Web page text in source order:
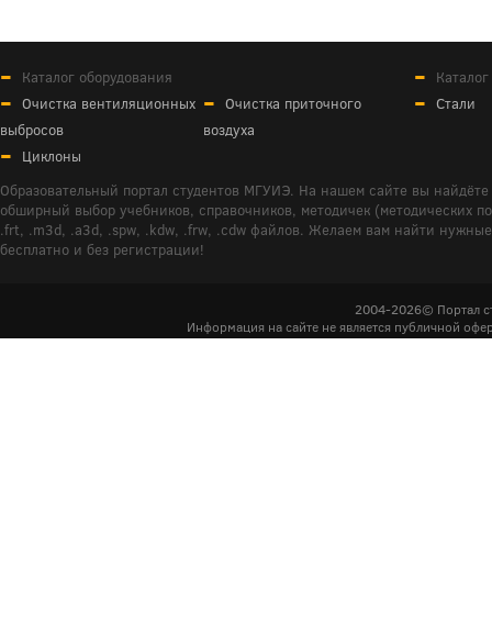
Каталог оборудования
Очистка вентиляционных
выбросов
Очистка приточного
воздуха
Циклоны
Стали
Образовательный портал студентов МГУИЭ. На нашем сайте вы
обширный выбор учебников, справочников, методичек (методических
.frt, .m3d, .a3d, .spw, .kdw, .frw, .cdw файлов. Желаем вам найти
бесплатно и без регистрации!
2004-2026© Портал
Информация на сайте не является публичной